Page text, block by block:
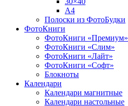
A4
Полоски из ФотоБудки
ФотоКниги
ФотоКниги «Премиум»
ФотоКниги «Слим»
ФотоКниги «Лайт»
ФотоКниги «Софт»
Блокноты
Календари
Календари магнитные
Календари настольные